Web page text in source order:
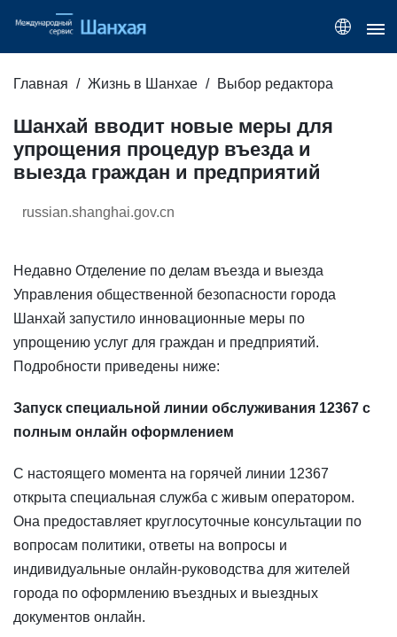
Главная Жизнь в Шанхае Выбор редактора
Шанхай вводит новые меры для
упрощения процедур въезда и
выезда граждан и предприятий
russian.shanghai.gov.cn
Недавно Отделение по делам въезда и выезда
Управления общественной безопасности города
Шанхай запустило инновационные меры по
упрощению услуг для граждан и предприятий.
Подробности приведены ниже:
Запуск специальной линии обслуживания 12367 с
полным онлайн оформлением
С настоящего момента на горячей линии 12367
открыта специальная служба с живым оператором.
Она предоставляет круглосуточные консультации по
вопросам политики, ответы на вопросы и
индивидуальные онлайн-руководства для жителей
города по оформлению въездных и выездных
документов онлайн.